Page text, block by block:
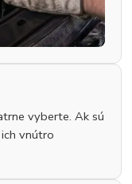
vyberte. Ak sú
vnútro